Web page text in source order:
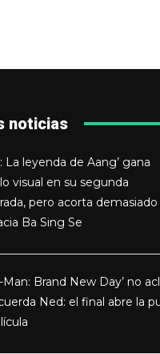
noticias
La leyenda de Aang’ gana
visual en su segunda
pero acorta demasiado
Ba Sing Se
Man: Brand New Day’ no
Ned: el final abre la